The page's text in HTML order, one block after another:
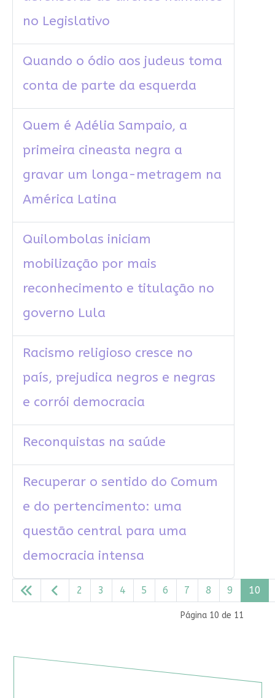
no Legislativo
Quando o ódio aos judeus toma
conta de parte da esquerda
Quem é Adélia Sampaio, a
primeira cineasta negra a
gravar um longa-metragem na
América Latina
Quilombolas iniciam
mobilização por mais
reconhecimento e titulação no
governo Lula
Racismo religioso cresce no
país, prejudica negros e negras
e corrói democracia
Reconquistas na saúde
Recuperar o sentido do Comum
e do pertencimento: uma
questão central para uma
democracia intensa
Página 10 de 11
2 3 4 5 6 7 8 9 10